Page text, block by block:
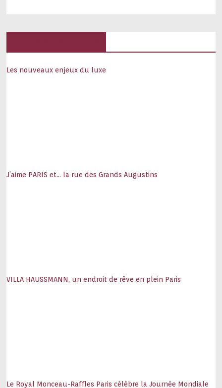
Les nouveaux enjeux du luxe
J’aime PARIS et… la rue des Grands Augustins
VILLA HAUSSMANN, un endroit de rêve en plein Paris
Le Royal Monceau-Raffles Paris célèbre la Journée Mondiale